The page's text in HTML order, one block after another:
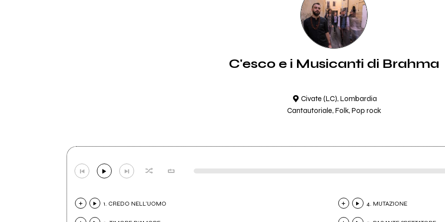
C'esco e i Musicanti di Brahma
Civate (LC), Lombardia
Cantautoriale, Folk, Pop rock
1. CREDO NELL'UOMO 4. MUTAZIONE